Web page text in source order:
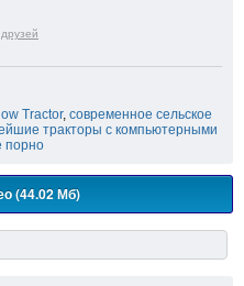
друзей
Tractor, современное сельское
тракторы с компьютерными
порно
(44.02 Мб)